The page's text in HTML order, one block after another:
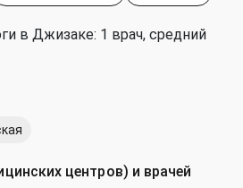
в Джизаке: 1 врач, cредний
центров) и врачей